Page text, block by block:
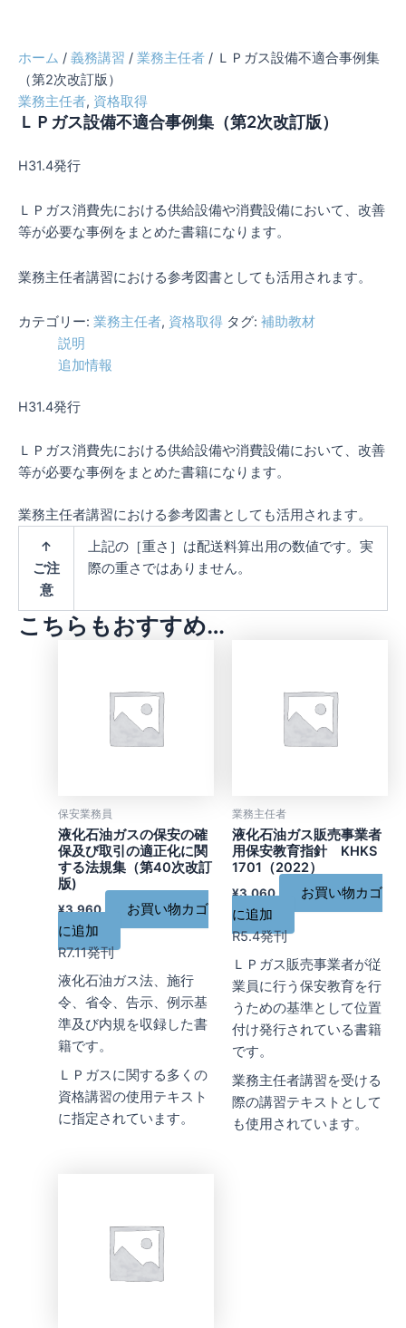
ホーム / 義務講習 / 業務主任者 / ＬＰガス設備不適合事例集
（第2次改訂版）
業務主任者, 資格取得
ＬＰガス設備不適合事例集（第2次改訂版）
H31.4発行
ＬＰガス消費先における供給設備や消費設備において、改善
等が必要な事例をまとめた書籍になります。
業務主任者講習における参考図書としても活用されます。
カテゴリー: 業務主任者, 資格取得 タグ: 補助教材
説明
追加情報
H31.4発行
ＬＰガス消費先における供給設備や消費設備において、改善
等が必要な事例をまとめた書籍になります。
業務主任者講習における参考図書としても活用されます。
↑
ご注
意
上記の［重さ］は配送料算出用の数値です。実
際の重さではありません。
こちらもおすすめ…
保安業務員
液化石油ガスの保安の確
保及び取引の適正化に関
する法規集（第40次改訂
版)
¥3,960
お買い物カゴ
に追加
R7.11発刊
液化石油ガス法、施行
令、省令、告示、例示基
準及び内規を収録した書
籍です。
ＬＰガスに関する多くの
資格講習の使用テキスト
に指定されています。
業務主任者
液化石油ガス販売事業者
用保安教育指針 KHKS
1701（2022）
¥3,060
お買い物カゴ
に追加
R5.4発刊
ＬＰガス販売事業者が従
業員に行う保安教育を行
うための基準として位置
付け発行されている書籍
です。
業務主任者講習を受ける
際の講習テキストとして
も使用されています。